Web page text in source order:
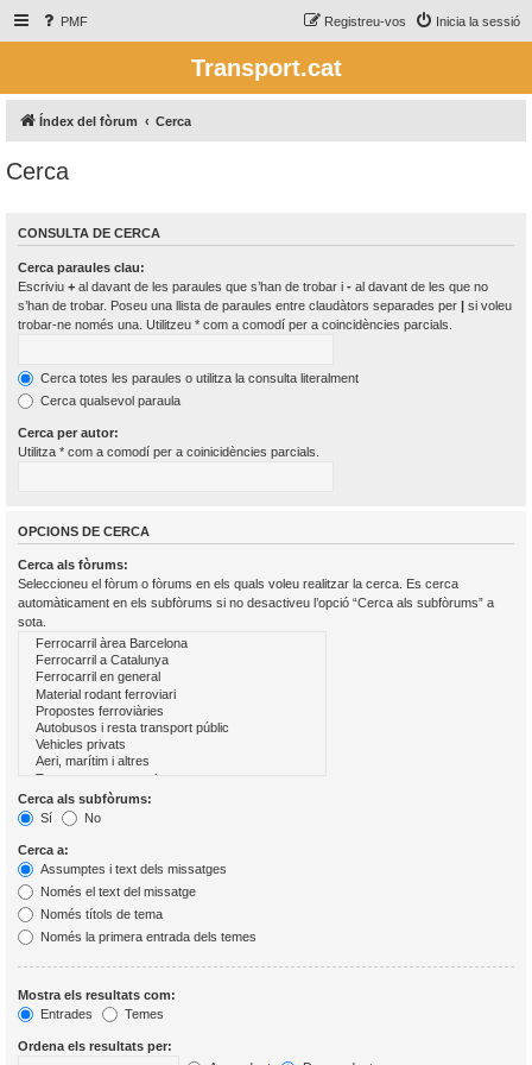
PMF Inicia la sessió
Registreu-vos
Transport.cat
Índex del fòrum Cerca
Cerca
CONSULTA DE CERCA
Cerca paraules clau:
Escriviu + al davant de les paraules que s’han de trobar i - al davant de les que no
s’han de trobar. Poseu una llista de paraules entre claudàtors separades per | si voleu
trobar-ne només una. Utilitzeu * com a comodí per a coincidències parcials.
Cerca totes les paraules o utilitza la consulta literalment
Cerca qualsevol paraula
Cerca per autor:
Utilitza * com a comodí per a coinicidències parcials.
OPCIONS DE CERCA
Cerca als fòrums:
Seleccioneu el fòrum o fòrums en els quals voleu realitzar la cerca. Es cerca
automàticament en els subfòrums si no desactiveu l’opció “Cerca als subfòrums” a
sota.
Cerca als subfòrums:
Sí
No
Cerca a:
Assumptes i text dels missatges
Només el text del missatge
Només títols de tema
Només la primera entrada dels temes
Mostra els resultats com:
Entrades
Temes
Ordena els resultats per: